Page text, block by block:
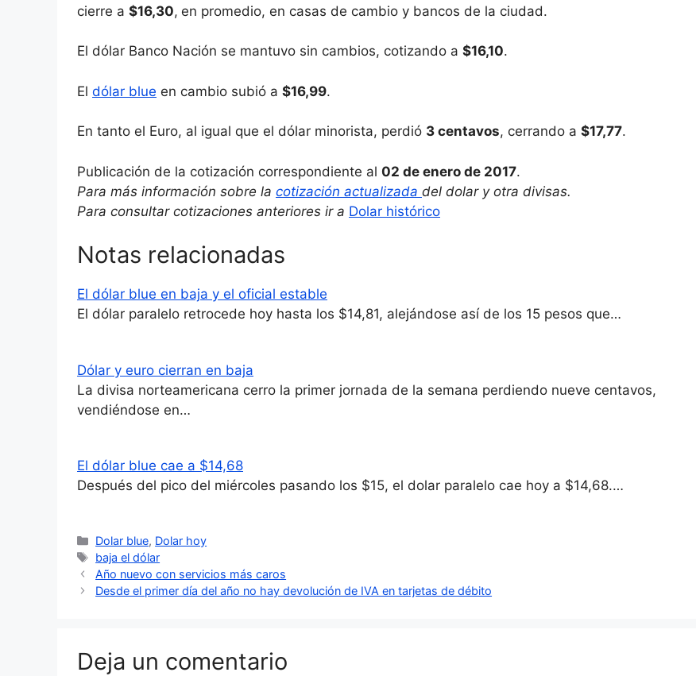
cierre a $16,30, en promedio, en casas de cambio y bancos de la ciudad.
El dólar Banco Nación se mantuvo sin cambios, cotizando a $16,10.
El dólar blue en cambio subió a $16,99.
En tanto el Euro, al igual que el dólar minorista, perdió 3 centavos, cerrando a $17,77.
Publicación de la cotización correspondiente al 02 de enero de 2017.
Para más información sobre la cotización actualizada del dolar y otra divisas.
Para consultar cotizaciones anteriores ir a Dolar histórico
Notas relacionadas
El dólar blue en baja y el oficial estable
El dólar paralelo retrocede hoy hasta los $14,81, alejándose así de los 15 pesos que…
Dólar y euro cierran en baja
La divisa norteamericana cerro la primer jornada de la semana perdiendo nueve centavos,
vendiéndose en…
El dólar blue cae a $14,68
Después del pico del miércoles pasando los $15, el dolar paralelo cae hoy a $14,68.…
Categorías
Dolar blue, Dolar hoy
Etiquetas
baja el dólar
Año nuevo con servicios más caros
Desde el primer día del año no hay devolución de IVA en tarjetas de débito
Deja un comentario